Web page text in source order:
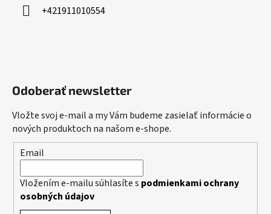
+421911010554
Odoberať newsletter
Vložte svoj e-mail a my Vám budeme zasielať informácie o
nových produktoch na našom e-shope.
Email
Vložením e-mailu súhlasíte s podmienkami ochrany
osobných údajov